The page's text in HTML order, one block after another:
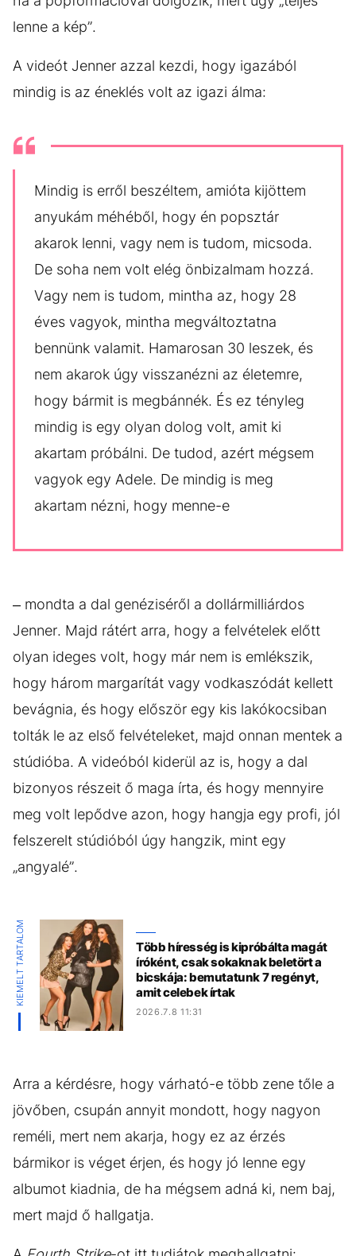
lenne a kép”.
A videót Jenner azzal kezdi, hogy igazából
mindig is az éneklés volt az igazi álma:
Mindig is erről beszéltem, amióta kijöttem
anyukám méhéből, hogy én popsztár
akarok lenni, vagy nem is tudom, micsoda.
De soha nem volt elég önbizalmam hozzá.
Vagy nem is tudom, mintha az, hogy 28
éves vagyok, mintha megváltoztatna
bennünk valamit. Hamarosan 30 leszek, és
nem akarok úgy visszanézni az életemre,
hogy bármit is megbánnék. És ez tényleg
mindig is egy olyan dolog volt, amit ki
akartam próbálni. De tudod, azért mégsem
vagyok egy Adele. De mindig is meg
akartam nézni, hogy menne-e
– mondta a dal genéziséről a dollármilliárdos
Jenner. Majd rátért arra, hogy a felvételek előtt
olyan ideges volt, hogy már nem is emlékszik,
hogy három margarítát vagy vodkaszódát kellett
bevágnia, és hogy először egy kis lakókocsiban
tolták le az első felvételeket, majd onnan mentek a
stúdióba. A videóból kiderül az is, hogy a dal
bizonyos részeit ő maga írta, és hogy mennyire
meg volt lepődve azon, hogy hangja egy profi, jól
felszerelt stúdióból úgy hangzik, mint egy
„angyalé”.
KIEMELT TARTALOM
Több híresség is kipróbálta magát
íróként, csak sokaknak beletört a
bicskája: bemutatunk 7 regényt,
amit celebek írtak
2026.7.8 11:31
Arra a kérdésre, hogy várható-e több zene tőle a
jövőben, csupán annyit mondott, hogy nagyon
reméli, mert nem akarja, hogy ez az érzés
bármikor is véget érjen, és hogy jó lenne egy
albumot kiadnia, de ha mégsem adná ki, nem baj,
mert majd ő hallgatja.